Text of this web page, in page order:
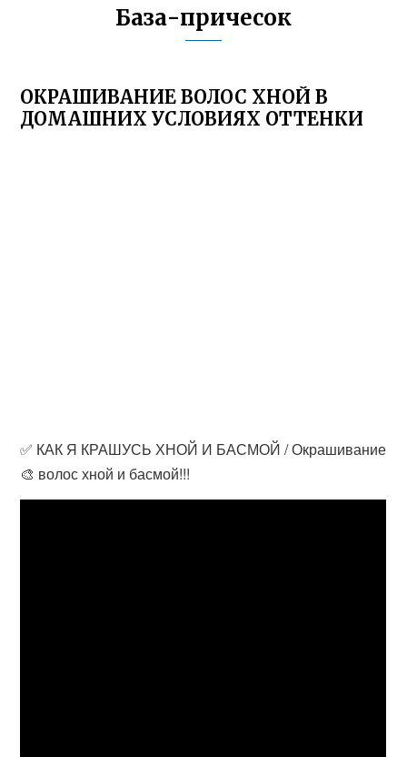
База-причесок
ОКРАШИВАНИЕ ВОЛОС ХНОЙ В
ДОМАШНИХ УСЛОВИЯХ ОТТЕНКИ
✅ КАК Я КРАШУСЬ ХНОЙ И БАСМОЙ / Окрашивание
🎨 волос хной и басмой!!!